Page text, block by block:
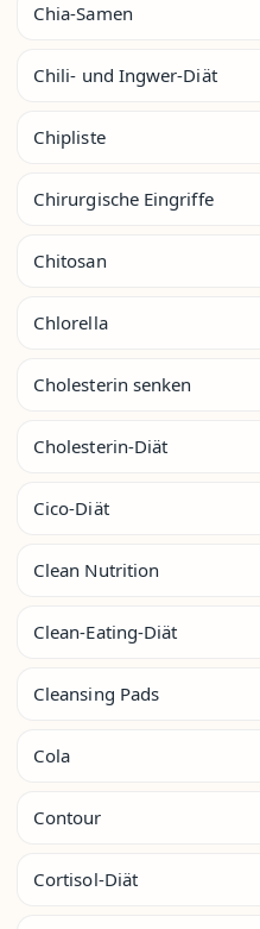
Chia-Samen
Chili- und Ingwer-Diät
Chipliste
Chirurgische Eingriffe
Chitosan
Chlorella
Cholesterin senken
Cholesterin-Diät
Cico-Diät
Clean Nutrition
Clean-Eating-Diät
Cleansing Pads
Cola
Contour
Cortisol-Diät